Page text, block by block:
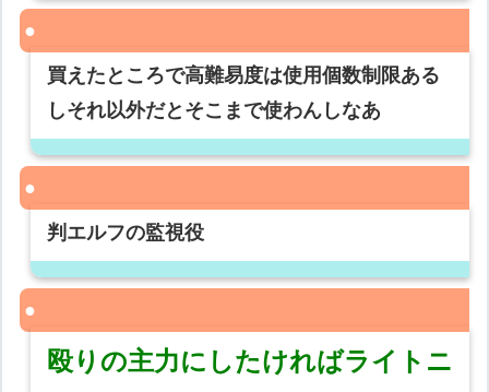
買えたところで高難易度は使用個数制限ある
しそれ以外だとそこまで使わんしなあ
判エルフの監視役
殴りの主力にしたければライトニ